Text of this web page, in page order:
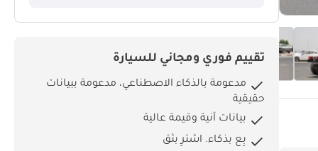
تقييم فوري ومجاني للسيارة
مدعومة بالذكاء الاصطناعي، مدعومة ببيانات
حقيقية
بيانات آنية وقيمة عالية
بِع بذكاء. اشترِ بثق